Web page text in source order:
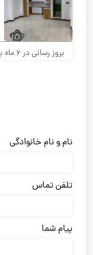
بروز رسانی در ۶ ماه پیش
نام و نام خانوادگی
تلفن تماس
پیام شما